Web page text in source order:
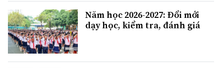
Năm học 2026-2027: Đổi mới
dạy học, kiểm tra, đánh giá